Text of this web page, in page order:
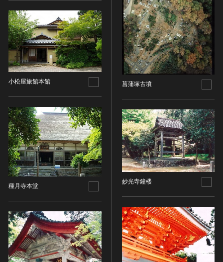
小松屋旅館本館
種月寺本堂
菖蒲塚古墳
妙光寺鐘楼
旧石器 [中国]
新石器 [中国]
夏 [中国]
殷（商） [中国]
周 [中国]
秦 [中国]
漢 [中国]
三国 [中国]
晋 [中国]
五胡十六国 [中国]
南北朝（六朝） [中国]
唐 [中国]
五代十国 [中国]
宋 [中国]
元 [中国]
工芸品
金工
漆工
染織
陶磁
ガラス
その他の美術
写真
デザイン
書
その他
考古資料
土器・土製品類
金属製品類
木簡・木製品類
骨角・牙・貝製品類
特別史跡
特別名勝
特別天然記念物
重要文化的景観
重要伝統的建造物群保存地区
選定保存技術
未指定
有形文化財(建造物)
有形文化財(美術工芸品)
無形文化財
民俗文化財(有形民俗文化財)
民俗文化財(無形民俗文化財)
記念物(史跡)
伝統的建造物群保存地区
文化財保存技術
地方指定文化財
CC BY-NC-ND（表示—非営利—改変禁止）
IN COPYRIGHT（著作権あり）
IN COPYRIGHT - EU ORPHAN WORK（著作権あり-
EU孤児著作物）
IN COPYRIGHT - EDUCATIONAL USE
PERMITTED（著作権あり-教育目的の利用可）
IN COPYRIGHT - NONCOMMERCIAL USE
IN COPYRIGHT - RIGHTSHOLDER(S) UNLOCATABLE
OR UNIDENTIFIABLE（著作権あり-著作権者不明）
NO COPYRIGHT - CONTRACTUAL
RESTRICTIONS（著作権なし-契約による制限あり）
NO COPYRIGHT - NONCOMMERCIAL USE ONLY（著
作権なし-非営利目的のみ利用可）
NO COPYRIGHT - OTHER KNOWN LEGAL
RESTRICTIONS（著作権なし-他の法的制限あり）
NO COPYRIGHT - UNITED STATES（著作権なし-米国
の法律上）
COPYRIGHT NOT EVALUATED（著作権未評価）
COPYRIGHT UNDETERMINED（著作権未決定）
NO KNOWN COPYRIGHT（知る限り著作権なし）
連想検索する
20件で表示
入力情報をクリア